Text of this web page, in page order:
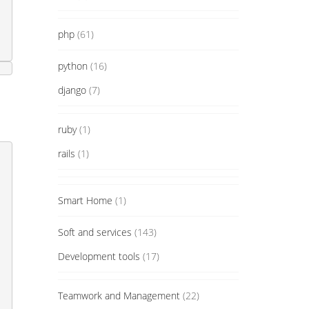
php(61)
python (16)
django(7)
ruby(1)
rails (1)
Smart Home (1)
Soft and services (143)
Development tools (17)
Teamwork and Management(22)